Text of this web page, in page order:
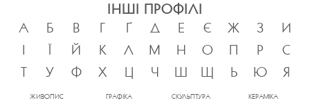
ІНШІ ПРОФІЛІ
А
Б В Г Ґ Д Е Є Ж З
И
І
Ї Й К Л М Н О П Р
С
Т
У Ф Х Ц Ч Ш Щ Ь Ю Я
ЖИВОПИС ГРАФІКА СКУЛЬПТУРА КЕРАМІКА